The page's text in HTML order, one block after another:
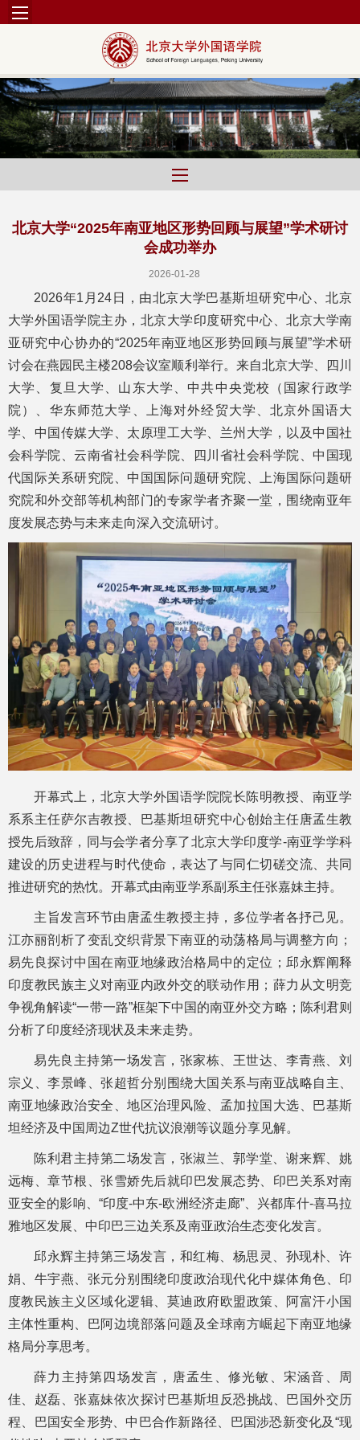
北京大学“2025年南亚地区形势回顾与展望”学术研讨
会成功举办
2026-01-28
2026年1月24日，由北京大学巴基斯坦研究中心、北京
大学外国语学院主办，北京大学印度研究中心、北京大学南
亚研究中心协办的“2025年南亚地区形势回顾与展望”学术研
讨会在燕园民主楼208会议室顺利举行。来自北京大学、四川
大学、复旦大学、山东大学、中共中央党校（国家行政学
院）、华东师范大学、上海对外经贸大学、北京外国语大
学、中国传媒大学、太原理工大学、兰州大学，以及中国社
会科学院、云南省社会科学院、四川省社会科学院、中国现
代国际关系研究院、中国国际问题研究院、上海国际问题研
究院和外交部等机构部门的专家学者齐聚一堂，围绕南亚年
度发展态势与未来走向深入交流研讨。
开幕式上，北京大学外国语学院院长陈明教授、南亚学
系系主任萨尔吉教授、巴基斯坦研究中心创始主任唐孟生教
授先后致辞，同与会学者分享了北京大学印度学-南亚学学科
建设的历史进程与时代使命，表达了与同仁切磋交流、共同
推进研究的热忱。开幕式由南亚学系副系主任张嘉妹主持。
主旨发言环节由唐孟生教授主持，多位学者各抒己见。
江亦丽剖析了变乱交织背景下南亚的动荡格局与调整方向；
易先良探讨中国在南亚地缘政治格局中的定位；邱永辉阐释
印度教民族主义对南亚内政外交的联动作用；薛力从文明竞
争视角解读“一带一路”框架下中国的南亚外交方略；陈利君则
分析了印度经济现状及未来走势。
易先良主持第一场发言，张家栋、王世达、李青燕、刘
宗义、李景峰、张超哲分别围绕大国关系与南亚战略自主、
南亚地缘政治安全、地区治理风险、孟加拉国大选、巴基斯
坦经济及中国周边Z世代抗议浪潮等议题分享见解。
陈利君主持第二场发言，张淑兰、郭学堂、谢来辉、姚
远梅、章节根、张雪娇先后就印巴发展态势、印巴关系对南
亚安全的影响、“印度-中东-欧洲经济走廊”、兴都库什-喜马拉
雅地区发展、中印巴三边关系及南亚政治生态变化发言。
邱永辉主持第三场发言，和红梅、杨思灵、孙现朴、许
娟、牛宇燕、张元分别围绕印度政治现代化中媒体角色、印
度教民族主义区域化逻辑、莫迪政府欧盟政策、阿富汗小国
主体性重构、巴阿边境部落问题及全球南方崛起下南亚地缘
格局分享思考。
薛力主持第四场发言，唐孟生、修光敏、宋涵音、周
佳、赵磊、张嘉妹依次探讨巴基斯坦反恐挑战、巴国外交历
程、巴国安全形势、中巴合作新路径、巴国涉恐新变化及“现